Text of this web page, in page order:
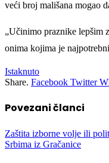
veći broj mališana mogao
„Učinimo praznike lepšim
onima kojima je
Istaknuto
Share. Facebook Twitter
Povezaničlanci
Zaštita izborne volje ili
Srbima iz Gračanice